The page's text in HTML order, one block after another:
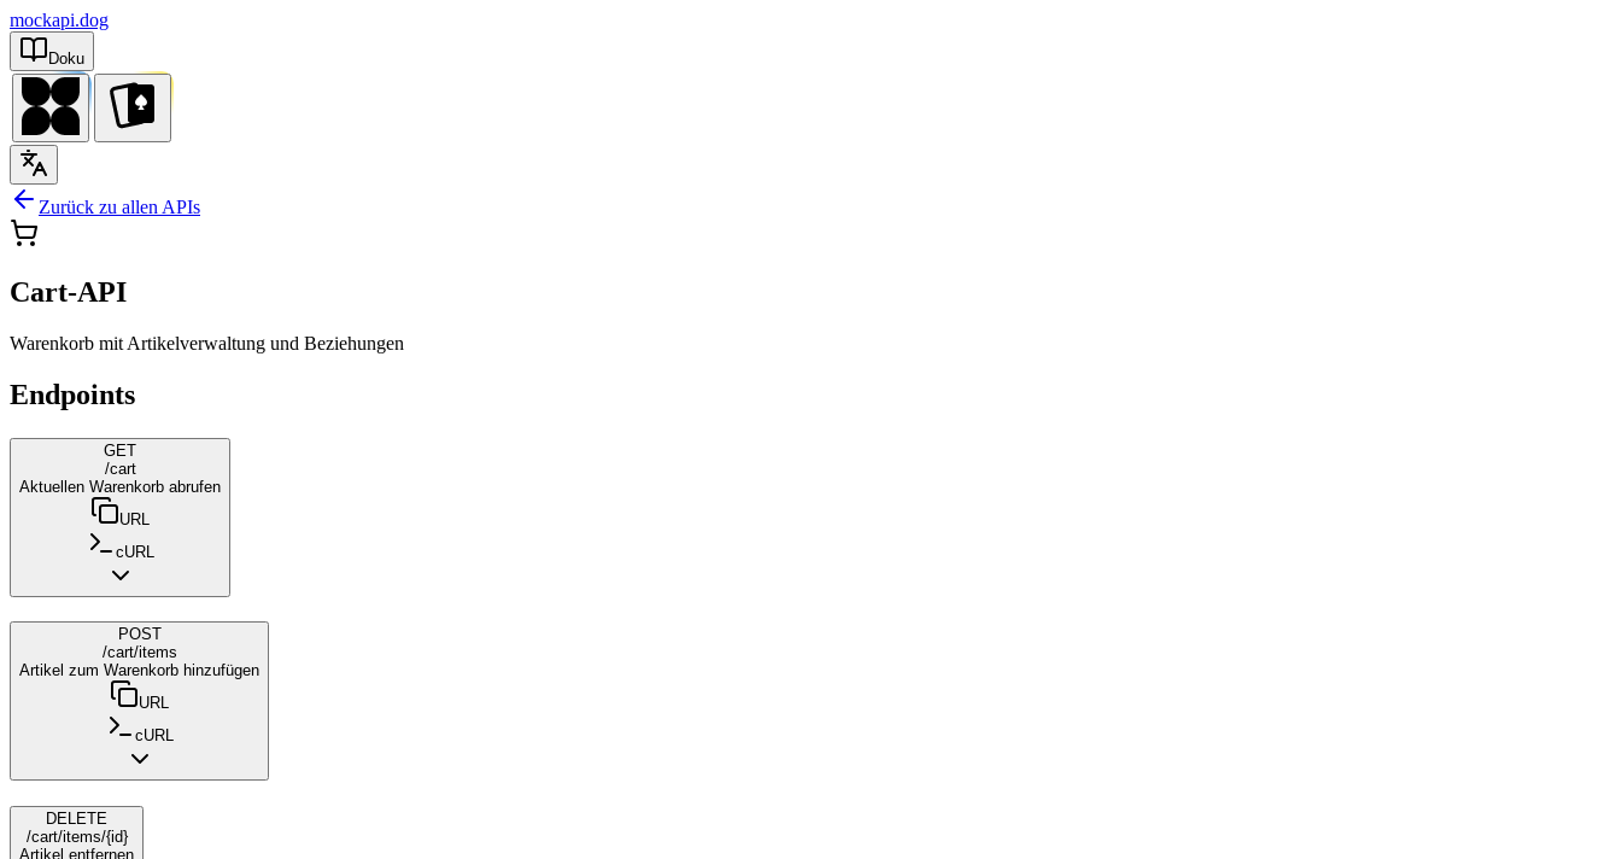
mockapi.dog
Doku
Zurück zu allen APIs
Cart-API
Warenkorb mit Artikelverwaltung und Beziehungen
Endpoints
GET
/cart
Aktuellen Warenkorb abrufen
URL
cURL
POST
/cart/items
Artikel zum Warenkorb hinzufügen
URL
cURL
DELETE
/cart/items/{id}
Artikel entfernen